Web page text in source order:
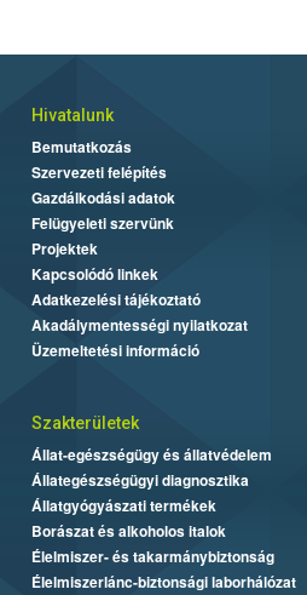
Hivatalunk
Bemutatkozás
Szervezeti felépítés
Gazdálkodási adatok
Felügyeleti szervünk
Projektek
Kapcsolódó linkek
Adatkezelési tájékoztató
Akadálymentességi nyilatkozat
Üzemeltetési információ
Szakterületek
Állat-egészségügy és állatvédelem
Állategészségügyi diagnosztika
Állatgyógyászati termékek
Borászat és alkoholos italok
Élelmiszer- és takarmánybiztonság
Élelmiszerlánc-biztonsági laborhálózat